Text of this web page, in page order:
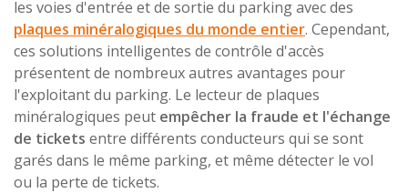
les voies d'entrée et de sortie du parking avec des
plaques minéralogiques du monde entier. Cependant,
ces solutions intelligentes de contrôle d'accès
présentent de nombreux autres avantages pour
l'exploitant du parking. Le lecteur de plaques
minéralogiques peut empêcher la fraude et l'échange
de tickets entre différents conducteurs qui se sont
garés dans le même parking, et même détecter le vol
ou la perte de tickets.